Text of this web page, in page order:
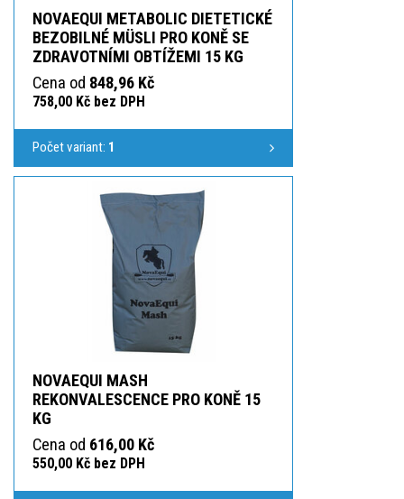
NOVAEQUI METABOLIC DIETETICKÉ
BEZOBILNÉ MÜSLI PRO KONĚ SE
ZDRAVOTNÍMI OBTÍŽEMI 15 KG
Cena od 848,96 Kč
758,00 Kč bez DPH
Počet variant: 1
NOVAEQUI MASH
REKONVALESCENCE PRO KONĚ 15
KG
Cena od 616,00 Kč
550,00 Kč bez DPH